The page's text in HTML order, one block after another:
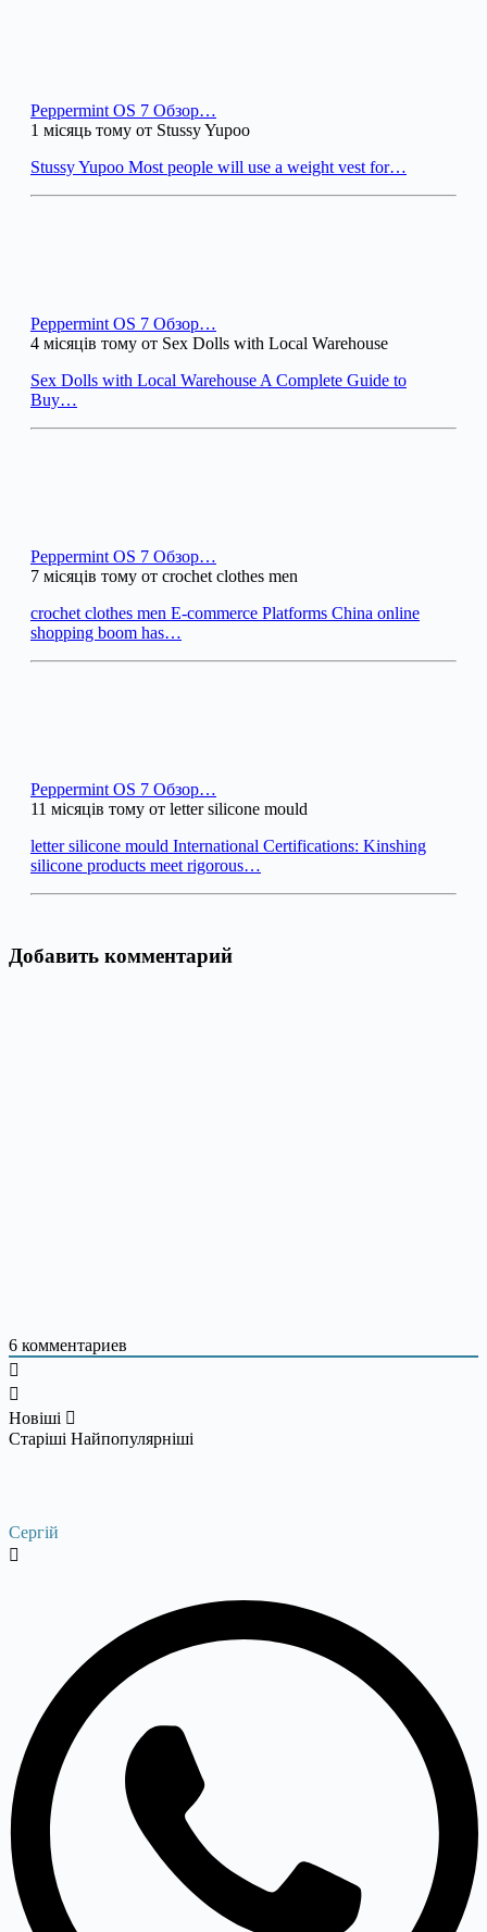
Peppermint OS 7 Обзор…
1 місяць тому от Stussy Yupoo
Stussy Yupoo Most people will use a weight vest for…
Peppermint OS 7 Обзор…
4 місяців тому от Sex Dolls with Local Warehouse
Sex Dolls with Local Warehouse A Complete Guide to
Buy…
Peppermint OS 7 Обзор…
7 місяців тому от crochet clothes men
crochet clothes men E-commerce Platforms China online
shopping boom has…
Peppermint OS 7 Обзор…
11 місяців тому от letter silicone mould
letter silicone mould International Certifications: Kinshing
silicone products meet rigorous…
Добавить комментарий
6 комментариев
Новіші
Старіші Найпопулярніші
Сергій